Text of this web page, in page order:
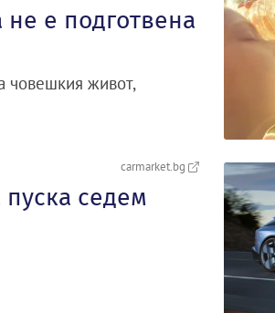
е подготвена
човешкия живот,
carmarket.bg
седем